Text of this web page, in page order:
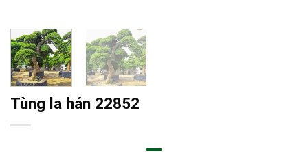
Tùng la hán 22852